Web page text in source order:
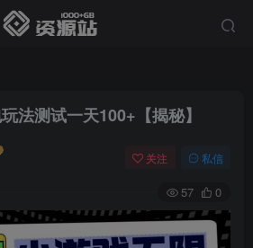
法测试一天100+【揭秘】
关注 私信
57 0